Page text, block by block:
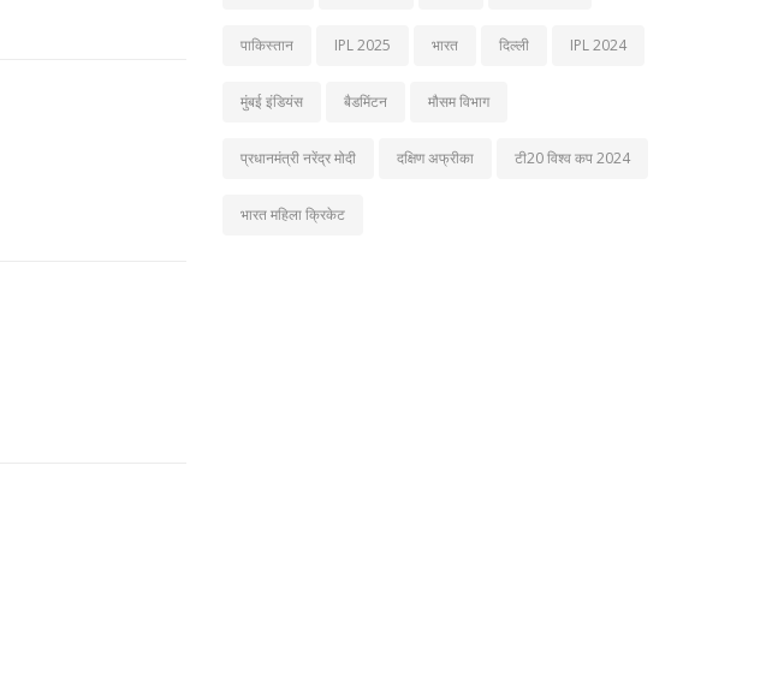
पाकिस्तान IPL 2025 भारत दिल्ली IPL 2024
मुंबई इंडियंस बैडमिंटन मौसम विभाग
प्रधानमंत्री नरेंद्र मोदी दक्षिण अफ्रीका टी20 विश्व कप 2024
भारत महिला क्रिकेट